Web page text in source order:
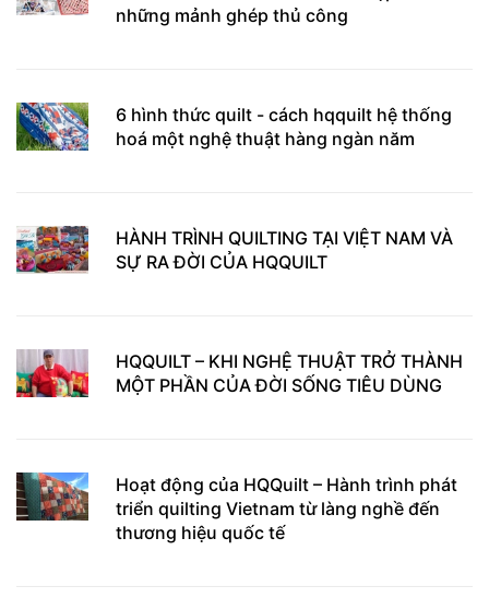
những mảnh ghép thủ công
6 hình thức quilt - cách hqquilt hệ thống
hoá một nghệ thuật hàng ngàn năm
HÀNH TRÌNH QUILTING TẠI VIỆT NAM VÀ
SỰ RA ĐỜI CỦA HQQUILT
HQQUILT – KHI NGHỆ THUẬT TRỞ THÀNH
MỘT PHẦN CỦA ĐỜI SỐNG TIÊU DÙNG
Hoạt động của HQQuilt – Hành trình phát
triển quilting Vietnam từ làng nghề đến
thương hiệu quốc tế